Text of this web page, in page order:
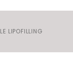
LE LIPOFILLING